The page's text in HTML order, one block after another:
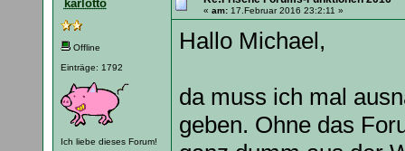
karlotto
Offline
Einträge: 1792
Ich liebe dieses Forum!
« am:17.Februar 2016 23:2:11 »
Hallo Michael,
da muss ich mal
geben. Ohne das